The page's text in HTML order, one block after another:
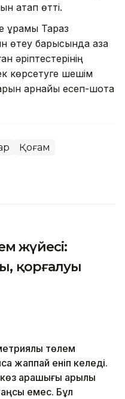
атап өтті.
Тараз
өтеу барысында қаза
әріптестерінің
көрсетуге шешім
арнайы есеп-шотқа
Қоғам
жүйесі:
қорғалуы
төлем
жаппай еніп келеді.
қарашығы арқылы
емес. Бұл